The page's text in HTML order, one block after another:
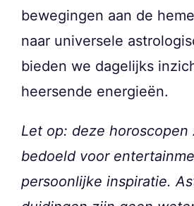
bewegingen aan de
naar universele
bieden we dagelijks
heersende energieën.
Let op: deze
bedoeld voor
persoonlijke inspiratie.